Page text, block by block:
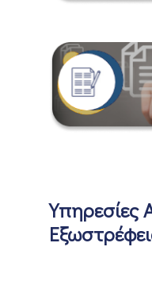
Υπηρεσίες